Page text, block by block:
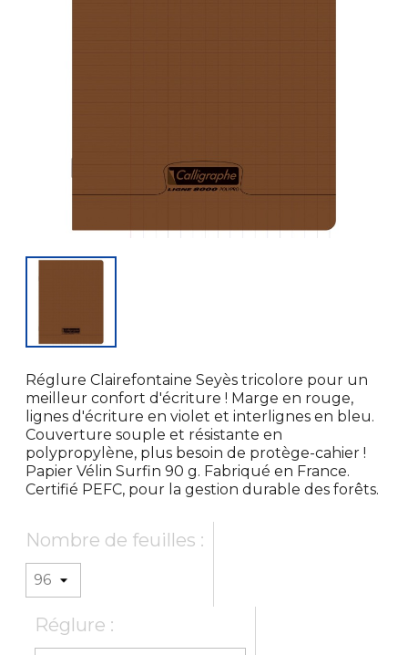
Réglure Clairefontaine Seyès tricolore pour un
meilleur confort d'écriture ! Marge en rouge,
lignes d'écriture en violet et interlignes en bleu.
Couverture souple et résistante en
polypropylène, plus besoin de protège-cahier !
Papier Vélin Surfin 90 g. Fabriqué en France.
Certifié PEFC, pour la gestion durable des forêts.
Nombre de feuilles :
Réglure :